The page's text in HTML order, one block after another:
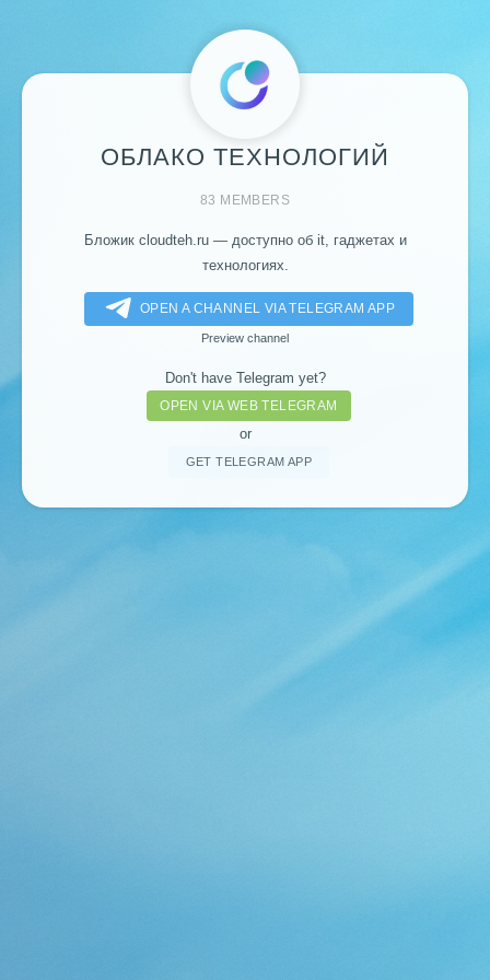
ОБЛАКО ТЕХНОЛОГИЙ
83 MEMBERS
Бложик cloudteh.ru — доступно об it, гаджетах и
технологиях.
OPEN A CHANNEL VIA TELEGRAM APP
Preview channel
Don't have Telegram yet?
OPEN VIA WEB TELEGRAM
or
GET TELEGRAM APP